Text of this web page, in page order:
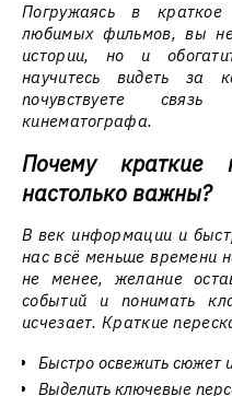
Погружаясь в
любимых фильмов, вы
истории, но и
научитесь видеть за
почувствуете
кинематографа.
Почему краткие
настолько важны?
В век информации и
нас всё меньше времени
не менее, желание
событий и понимать
исчезает. Краткие
Быстро освежить сюжет
Выделить ключевые